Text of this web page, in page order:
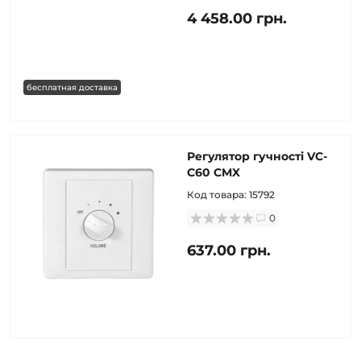
бесплатная доставка
4 458.00 грн.
Регулятор гучності VC-
C60 CMX
Код товара: 15792
0
637.00 грн.